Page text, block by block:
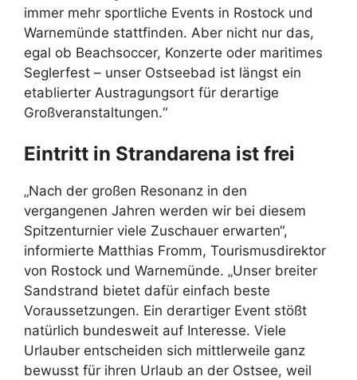
immer mehr sportliche Events in Rostock und
Warnemünde stattfinden. Aber nicht nur das,
egal ob Beachsoccer, Konzerte oder maritimes
Seglerfest – unser Ostseebad ist längst ein
etablierter Austragungsort für derartige
Großveranstaltungen.“
Eintritt in Strandarena ist frei
„Nach der großen Resonanz in den
vergangenen Jahren werden wir bei diesem
Spitzenturnier viele Zuschauer erwarten“,
informierte Matthias Fromm, Tourismusdirektor
von Rostock und Warnemünde. „Unser breiter
Sandstrand bietet dafür einfach beste
Voraussetzungen. Ein derartiger Event stößt
natürlich bundesweit auf Interesse. Viele
Urlauber entscheiden sich mittlerweile ganz
bewusst für ihren Urlaub an der Ostsee, weil